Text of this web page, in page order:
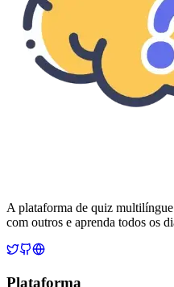
A plataforma de quiz
com outros e aprenda todos os
Plataforma